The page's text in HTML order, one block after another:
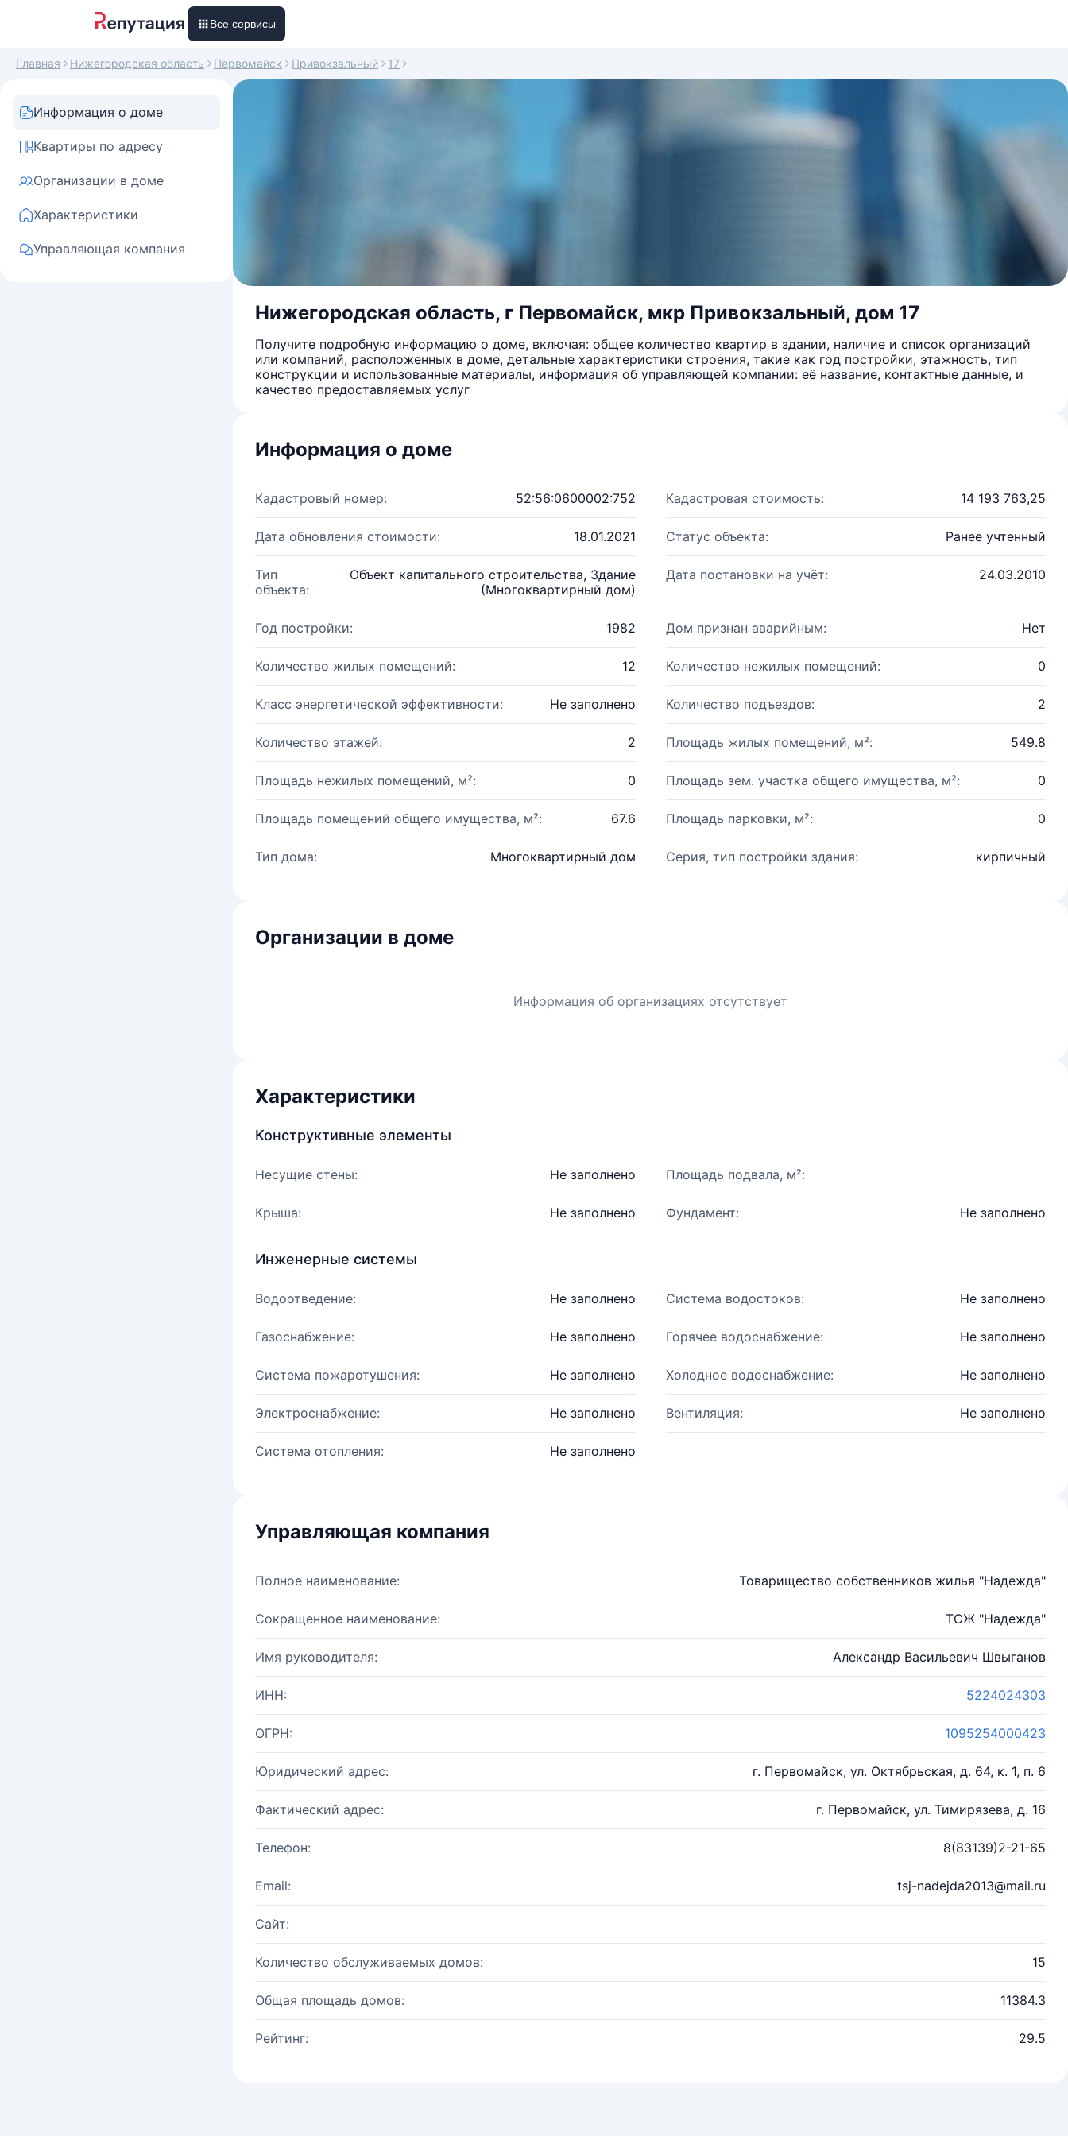
Все сервисы
Главная Нижегородская область Первомайск Привокзальный 17
Информация о доме
Квартиры по адресу
Организации в доме
Характеристики
Управляющая компания
Нижегородская область, г Первомайск, мкр Привокзальный, дом 17
Получите подробную информацию о доме, включая: общее количество квартир в здании, наличие и список организаций
или компаний, расположенных в доме, детальные характеристики строения, такие как год постройки, этажность, тип
конструкции и использованные материалы, информация об управляющей компании: её название, контактные данные, и
качество предоставляемых услуг
Информация о доме
Кадастровый номер: 52:56:0600002:752 Кадастровая стоимость: 14 193 763,25
Дата обновления стоимости: 18.01.2021 Статус объекта: Ранее учтенный
Тип
объекта:
Объект капитального строительства, Здание
(Многоквартирный дом)
Дата постановки на учёт: 24.03.2010
Год постройки: 1982 Дом признан аварийным: Нет
Количество жилых помещений: 12 Количество нежилых помещений: 0
Класс энергетической эффективности: Не заполнено Количество подъездов: 2
Количество этажей: 2 Площадь жилых помещений, м²: 549.8
Площадь нежилых помещений, м²: 0 Площадь зем. участка общего имущества, м²: 0
Площадь помещений общего имущества, м²: 67.6 Площадь парковки, м²: 0
Тип дома: Многоквартирный дом Серия, тип постройки здания: кирпичный
Организации в доме
Информация об организациях отсутствует
Характеристики
Конструктивные элементы
Несущие стены: Не заполнено Площадь подвала, м²:
Крыша: Не заполнено Фундамент: Не заполнено
Инженерные системы
Водоотведение: Не заполнено Система водостоков: Не заполнено
Газоснабжение: Не заполнено Горячее водоснабжение: Не заполнено
Система пожаротушения: Не заполнено Холодное водоснабжение: Не заполнено
Электроснабжение: Не заполнено Вентиляция: Не заполнено
Система отопления: Не заполнено
Управляющая компания
Полное наименование: Товарищество собственников жилья "Надежда"
Сокращенное наименование: ТСЖ "Надежда"
Имя руководителя: Александр Васильевич Швыганов
ИНН: 5224024303
ОГРН: 1095254000423
Юридический адрес: г. Первомайск, ул. Октябрьская, д. 64, к. 1, п. 6
Фактический адрес: г. Первомайск, ул. Тимирязева, д. 16
Телефон: 8(83139)2-21-65
Email: tsj-nadejda2013@mail.ru
Сайт:
Количество обслуживаемых домов: 15
Общая площадь домов: 11384.3
Рейтинг: 29.5